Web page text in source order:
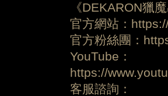
《DEKARON獵
官方網站：
官方粉絲團：
YouTube：
https://
客服諮詢：